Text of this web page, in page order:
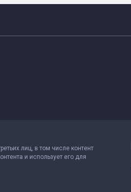
лиц, в том числе контент
и использует его для